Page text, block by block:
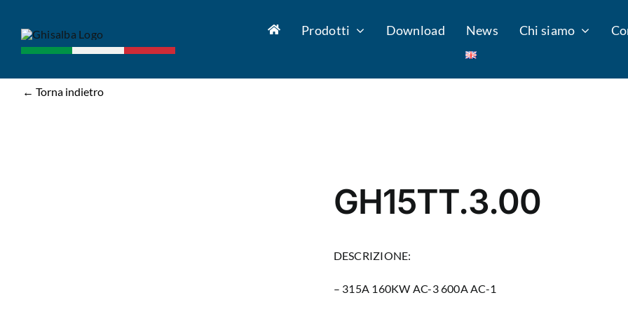
contenuto
Prodotti Download News Chi siamo
← Torna indietro
GH15TT.3.00
DESCRIZIONE:
– 315A 160KW AC-3 600A AC-1